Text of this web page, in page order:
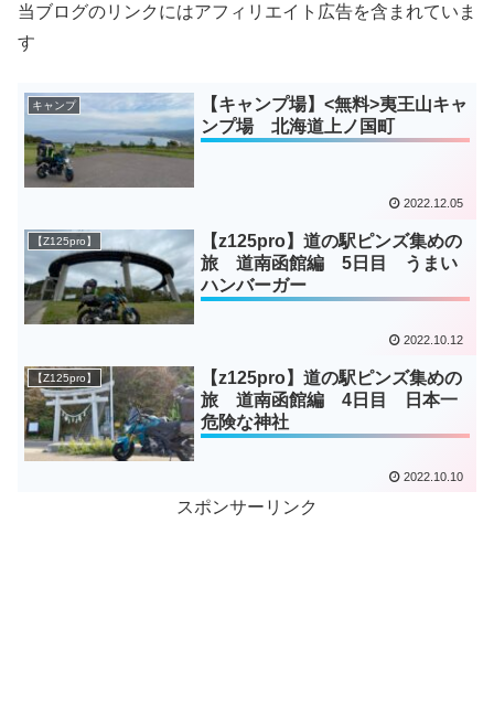
当ブログのリンクにはアフィリエイト広告を含まれていま
す
キャンプ
【キャンプ場】<無料>夷王山キャ
ンプ場 北海道上ノ国町
2022.12.05
【Z125pro】
【z125pro】道の駅ピンズ集めの
旅 道南函館編 5日目 うまい
ハンバーガー
2022.10.12
【Z125pro】
【z125pro】道の駅ピンズ集めの
旅 道南函館編 4日目 日本一
危険な神社
2022.10.10
スポンサーリンク